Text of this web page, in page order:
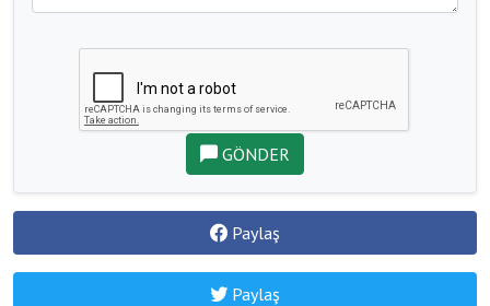
GÖNDER
Paylaş
Paylaş